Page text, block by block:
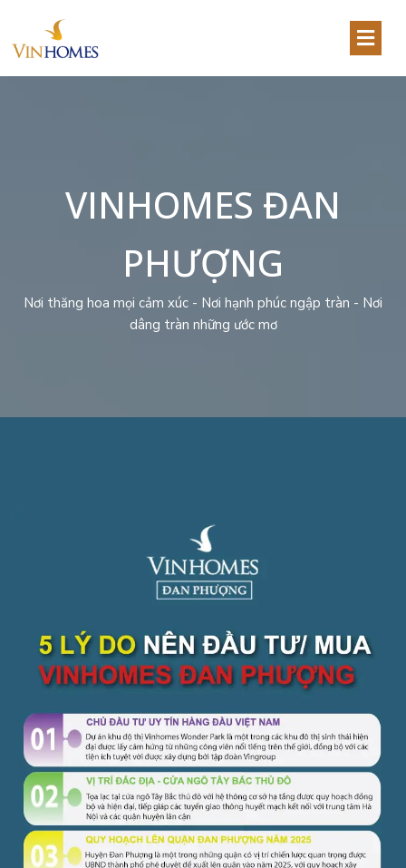
VINHOMES ĐAN
PHƯỢNG
Nơi thăng hoa mọi cảm xúc - Nơi hạnh phúc ngập tràn - Nơi
dâng tràn những ước mơ